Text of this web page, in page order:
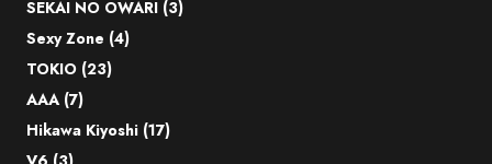
SEKAI NO OWARI (3)
Sexy Zone (4)
TOKIO (23)
AAA (7)
Hikawa Kiyoshi (17)